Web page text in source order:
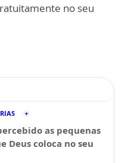
no seu
as pequenas
Deus coloca no seu